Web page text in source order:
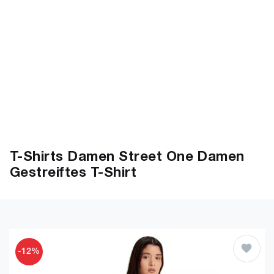
T-Shirts Damen Street One Damen
Gestreiftes T-Shirt
-12%